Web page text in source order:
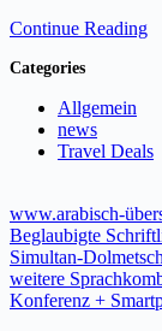
Continue Reading
Categories
Allgemein
news
Travel Deals
www.arabisch-
Beglaubigte
Simultan-
weitere
Konferenz +